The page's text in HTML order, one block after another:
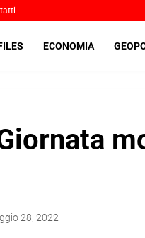
ECONOMIA
28, 2022